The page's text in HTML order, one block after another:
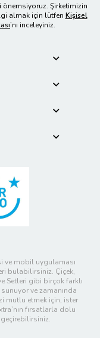
Şirketimizin
almak için lütfen Kişisel
’nı inceleyiniz.
ve mobil uygulaması
bulabilirsiniz. Çiçek,
Setleri gibi birçok farklı
ve zamanında
mutlu etmek için, ister
fırsatlarla dolu